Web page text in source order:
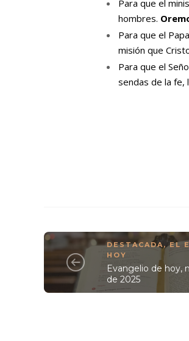
Para que el
hombres.
Para que el
misión que
Para que el
sendas de la fe,
DESTACADA,EL
HOY
Evangelio de hoy,
de 2025